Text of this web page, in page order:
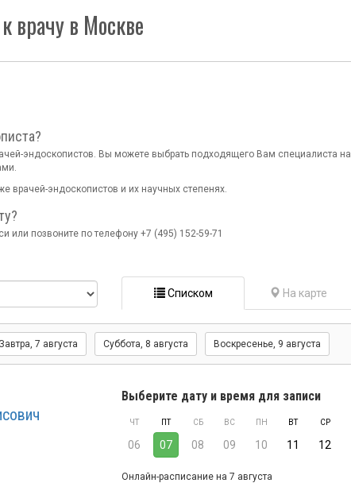
врачу в Москве
эндоскопистов. Вы можете выбрать подходящего Вам специалиста на
врачей-эндоскопистов и их научных степенях.
или позвоните по телефону +7 (495) 152-59-71
Списком
На карте
Завтра, 7 августа Суббота, 8 августа Воскресенье, 9 августа
Выберите дату и время для записи
ЧТ
06
ПТ
07
СБ
08
ВС
09
ПН
10
ВТ
11
СР
12
Онлайн-расписание на 7 августа